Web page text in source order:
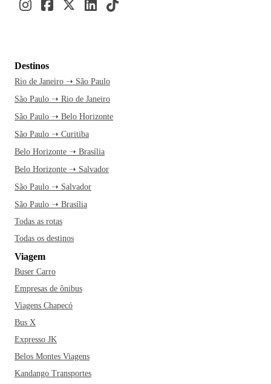
Destinos
Rio de Janeiro ➝ São Paulo
São Paulo ➝ Rio de Janeiro
São Paulo ➝ Belo Horizonte
São Paulo ➝ Curitiba
Belo Horizonte ➝ Brasília
Belo Horizonte ➝ Salvador
São Paulo ➝ Salvador
São Paulo ➝ Brasília
Todas as rotas
Todas os destinos
Viagem
Buser Carro
Empresas de ônibus
Viagens Chapecó
Bus X
Expresso JK
Belos Montes Viagens
Kandango Transportes